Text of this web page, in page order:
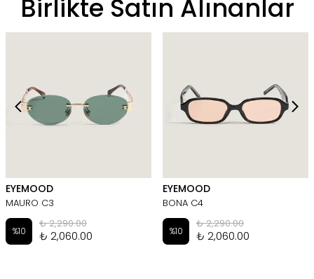
Birlikte Satın Alınanlar
EYEMOOD
MAURO C3
%10
₺ 2,290.00
₺ 2,060.00
EYEMOOD
BONA C4
%10
₺ 2,290.00
₺ 2,060.00